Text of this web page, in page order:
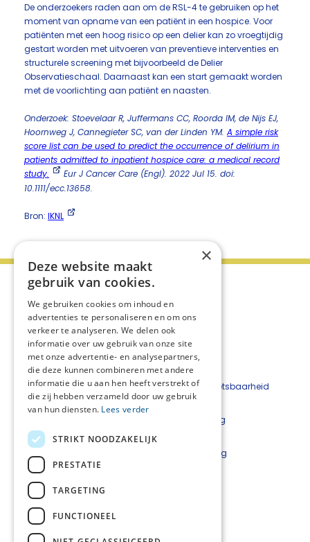
De onderzoekers raden aan om de RSL-4 te gebruiken op het
moment van opname van een patiënt in een hospice. Voor
patiënten met een hoog risico op een delier kan zo vroegtijdig
gestart worden met uitvoeren van preventieve interventies en
structurele screening met bijvoorbeeld de Delier
Observatieschaal. Daarnaast kan een start gemaakt worden
met de voorlichting aan patiënt en naasten.
Onderzoek: Stoevelaar R, Juffermans CC, Roorda IM, de Nijs EJ,
Hoornweg J, Cannegieter SC, van der Linden YM. A simple risk
score list can be used to predict the occurrence of delirium in
patients admitted to inpatient hospice care: a medical record
study.
Eur J Cancer Care (Engl). 2022 Jul 15. doi:
10.1111/ecc.13658.
Bron: IKNL
Beveiligingskwetsbaarheid
melden
Cookieverklaring
Disclaimer
Privacyverklaring
Netwerkcoördinatoren
Lars Luijkx
l.luijkx@careyn.nl
Mirjam Velting
×
Deze website maakt
gebruik van cookies.
We gebruiken cookies om inhoud en
advertenties te personaliseren en om ons
verkeer te analyseren. We delen ook
informatie over uw gebruik van onze site
met onze advertentie- en analysepartners,
die deze kunnen combineren met andere
informatie die u aan hen heeft verstrekt of
die zij hebben verzameld door uw gebruik
van hun diensten. Lees verder
STRIKT NOODZAKELIJK
PRESTATIE
TARGETING
FUNCTIONEEL